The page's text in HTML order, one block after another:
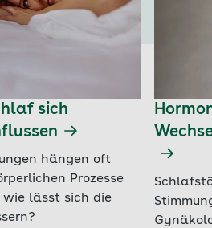
sich
hängen oft
Prozesse
lässt sich die